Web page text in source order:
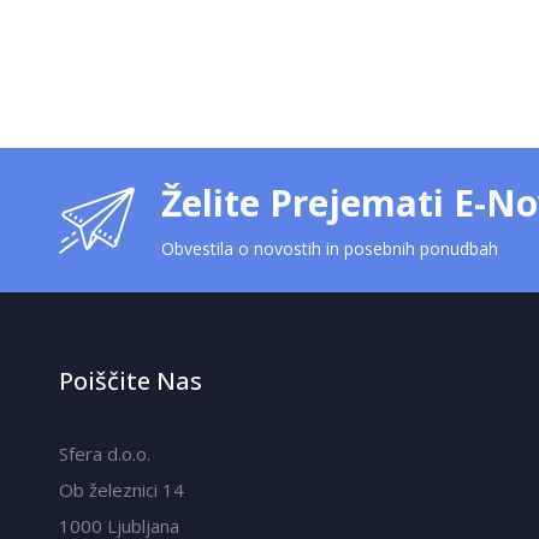
Želite Prejemati E-
Obvestila o novostih in posebnih ponudbah
Poiščite Nas
Sfera d.o.o.
Ob železnici 14
1000 Ljubljana